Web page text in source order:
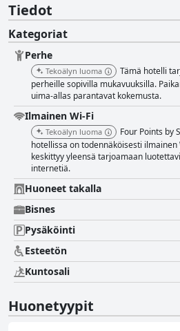
Tiedot
Kategoriat
Perhe
Tekoälyn luoma
Tämä hotelli
perheille sopivilla mukavuuksilla.
uima-allas parantavat kokemusta.
Ilmainen Wi-Fi
Tekoälyn luoma
Four Points by
hotellissa on todennäköisesti ilmainen
keskittyy yleensä tarjoamaan
internetiä.
Huoneet takalla
Bisnes
Pysäköinti
Esteetön
Kuntosali
Huonetyypit